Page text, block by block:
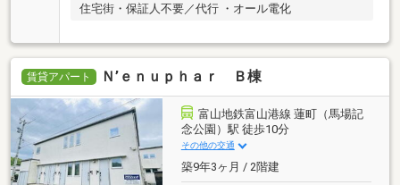
住宅街・保証人不要／代行 ・オール電化
賃貸アパート Ｎ’ｅｎｕｐｈａｒ Ｂ棟
富山地鉄富山港線 蓮町（馬場記
念公園）駅 徒歩10分
その他の交通
築9年3ヶ月 / 2階建